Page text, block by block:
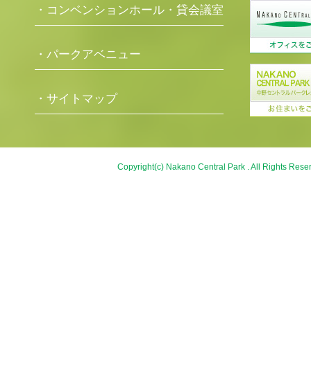
・コンベンションホール・貸会議室
・パークアベニュー
・サイトマップ
Copyright(c) Nakano Central Park . All Rights